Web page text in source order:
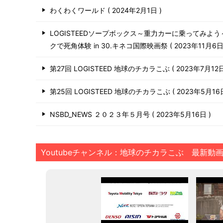
わくわくワールド 2024年2月1日
LOGISTEEDソープボックス～重力カーに乗ってみよ
クで死角体験 in 30.キネコ国際映画祭
2023年11月6
第27回 LOGISTEED 地球のチカラこぶ 2023年7月12
第25回 LOGISTEED 地球のチカラこぶ 2023年5月16
NSBD_NEWS ２０２３年５月号 2023年5月16日
Youtubeチャンネル：地球のチカラこぶ 最新動